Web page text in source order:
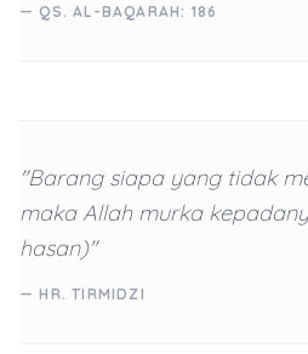
— QS. AL-BAQARAH: 186
"Barang siapa yang tidak
maka Allah murka
hasan)"
— HR. TIRMIDZI